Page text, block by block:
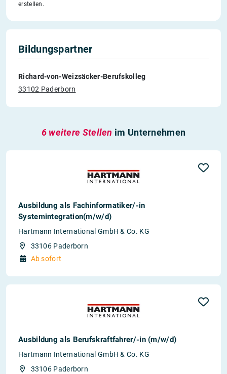
erstellen.
Bildungspartner
Richard-von-Weizsäcker-Berufskolleg
33102 Paderborn
6 weitere Stellen im Unternehmen
Ausbildung als Fachinformatiker/-in
Systemintegration(m/w/d)
Hartmann International GmbH & Co. KG
33106 Paderborn
Ab sofort
Ausbildung als Berufskraftfahrer/-in (m/w/d)
Hartmann International GmbH & Co. KG
33106 Paderborn